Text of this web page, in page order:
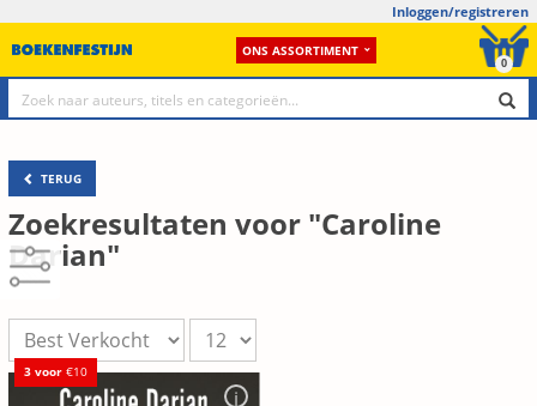
Inloggen/registreren
ONS ASSORTIMENT
0
TERUG
Zoekresultaten voor "Caroline
Darian"
3 voor€10